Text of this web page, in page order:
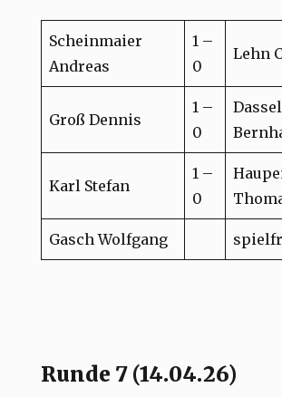
Scheinmaier
Andreas
1 –
0
Lehn
Groß Dennis
1 –
0
Karl Stefan
1 –
0
Gasch Wolfgang
Runde 7 (14.04.26)